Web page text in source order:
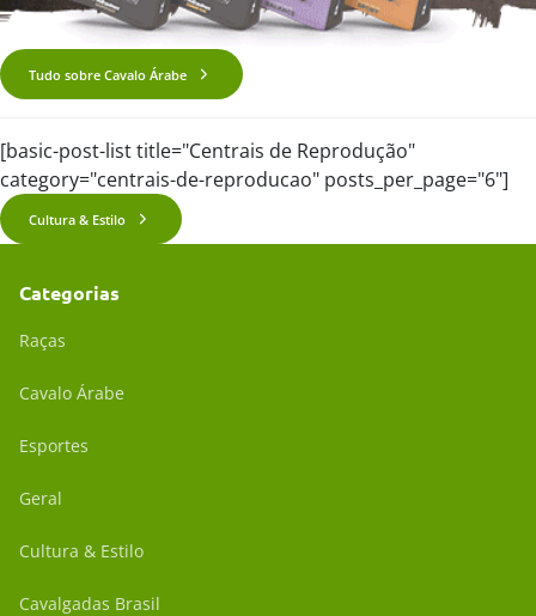
Tudo sobre Cavalo Árabe
[basic-post-list title="Centrais de Reprodução"
category="centrais-de-reproducao" posts_per_page="6"]
Cultura & Estilo
Categorias
Raças
Cavalo Árabe
Esportes
Geral
Cultura & Estilo
Cavalgadas Brasil